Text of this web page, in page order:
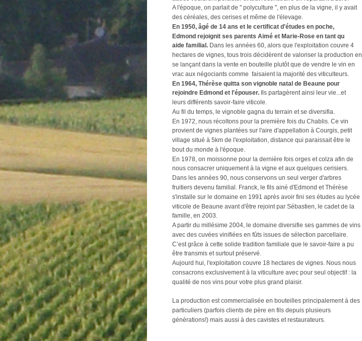
A l'époque, on parlait de " polyculture ", en plus de la vigne, il y avait
des céréales, des cerises et même de l'élevage.
En 1950, âgé de 14 ans et le certificat d'études en poche,
Edmond rejoignit ses parents Aimé et Marie-Rose en tant qu
aide familial. Dans les années 60, alors que l'exploitation couvre 4
hectares de vignes, tous trois décidèrent de valoriser la production en
se lançant dans la vente en bouteille plutôt que de vendre le vin en
vrac aux négociants comme  faisaient la majorité des viticulteurs.
En 1964, Thérèse quitta son vignoble natal de Beaune pour
rejoindre Edmond et l'épouser.
Ils partagèrent ainsi leur vie...et
leurs différents savoir-faire viticole.
Au fil du temps, le vignoble gagna du terrain et se diversifia.
En 1972, nous récoltons pour la première fois du Chablis. Ce vin
provient de vignes plantées sur l'aire d'appellation à Courgis, petit
village situé à 5km de l'exploitation, distance qui paraissait être le
bout du monde à l'époque.
En 1978, on moissonne pour la dernière fois orges et colza afin de
nous consacrer uniquement à la vigne et aux quelques cerisiers.
Dans les années 90, nous conservons un seul verger d'arbres
fruitiers devenu familial. Franck, le fils ainé d'Edmond et Thérèse
s'installe sur le domaine en 1991 après avoir fini ses études au lycée
viticole de Beaune avant d'être rejoint par Sébastien, le cadet de la
famille, en 2003.
A partir du millésime 2004, le domaine diversifie ses gammes de vins
avec des cuvées vinifiées en fûts issues de sélection parcellaire.
C’est grâce à cette solide tradition familiale que le savoir-faire a pu
être transmis et surtout préservé.
Aujourd hui, l'exploitation couvre 18 hectares de vignes. Nous nous
consacrons exclusivement à la viticulture avec pour seul objectif : la
qualité de nos vins pour votre plus grand plaisir.
La production est commercialisée en bouteilles principalement à des
particuliers (parfois clients de père en fils depuis plusieurs
générations!) mais aussi à des cavistes et restaurateurs.